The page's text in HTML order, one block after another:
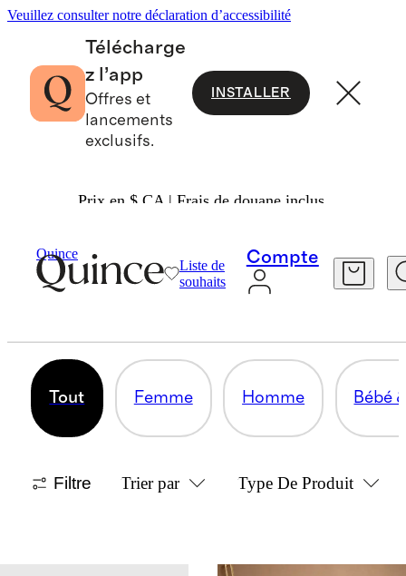
Veuillez consulter notre déclaration d’accessibilité
Télécharge
z l’app
Offres et
lancements
exclusifs.
INSTALLER
Prix en $ CA | Frais de douane inclus.
Quince
Liste de
souhaits
Compte
Stocking Stuffers
STOCKING STUFFERS
Tout Femme Homme Bébé
Filtre Trier par Type De Produit